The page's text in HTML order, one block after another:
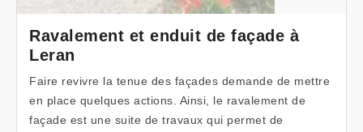
Ravalement et enduit de façade à
Leran
Faire revivre la tenue des façades demande de mettre
en place quelques actions. Ainsi, le ravalement de
façade est une suite de travaux qui permet de